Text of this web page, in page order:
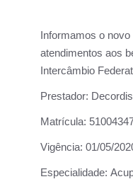
Informamos o
atendimentos aos
Intercâmbio
Prestador:
Matrícula:
Vigência: 01/05/
Especialidade: